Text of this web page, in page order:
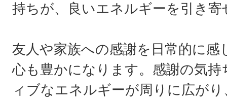
持ちが、良いエネルギーを引き寄
友人や家族への感謝を日常的に
心も豊かになります。感謝の気
ィブなエネルギーが周りに広が